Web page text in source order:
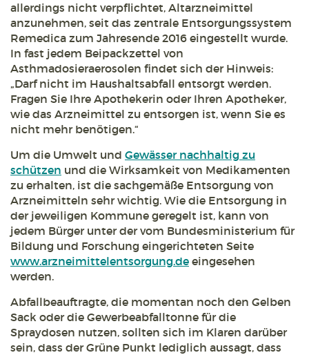
allerdings nicht verpflichtet, Altarzneimittel
anzunehmen, seit das zentrale Entsorgungssystem
Remedica zum Jahresende 2016 eingestellt wurde.
In fast jedem Beipackzettel von
Asthmadosieraerosolen findet sich der Hinweis:
„Darf nicht im Haushaltsabfall entsorgt werden.
Fragen Sie Ihre Apothekerin oder Ihren Apotheker,
wie das Arzneimittel zu entsorgen ist, wenn Sie es
nicht mehr benötigen.“
Um die Umwelt und Gewässer nachhaltig zu
schützen und die Wirksamkeit von Medikamenten
zu erhalten, ist die sachgemäße Entsorgung von
Arzneimitteln sehr wichtig. Wie die Entsorgung in
der jeweiligen Kommune geregelt ist, kann von
jedem Bürger unter der vom Bundesministerium für
Bildung und Forschung eingerichteten Seite
www.arzneimittelentsorgung.de eingesehen
werden.
Abfallbeauftragte, die momentan noch den Gelben
Sack oder die Gewerbeabfalltonne für die
Spraydosen nutzen, sollten sich im Klaren darüber
sein, dass der Grüne Punkt lediglich aussagt, dass